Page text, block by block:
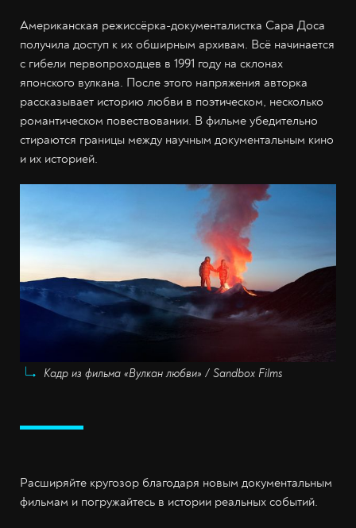
Американская режиссёрка-документалистка Сара Доса
получила доступ к их обширным архивам. Всё начинается
с гибели первопроходцев в 1991 году на склонах
японского вулкана. После этого напряжения авторка
рассказывает историю любви в поэтическом, несколько
романтическом повествовании. В фильме убедительно
стираются границы между научным документальным кино
и их историей.
Кадр из фильма «Вулкан любви» / Sandbox Films
Расширяйте кругозор благодаря новым документальным
фильмам и погружайтесь в истории реальных событий.